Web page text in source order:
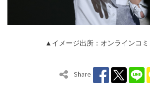
▲イメージ出所：オンラインコミ
Share